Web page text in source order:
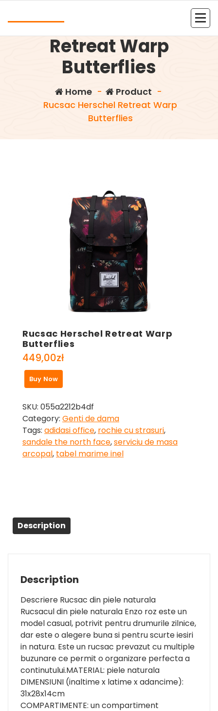
Rucsac Herschel
Retreat Warp
Butterflies
Home- Product -
Rucsac Herschel Retreat Warp
Butterflies
Rucsac Herschel Retreat Warp
Butterflies
449,00zł
Buy Now
SKU: 055a2212b4df
Category: Genti de dama
Tags: adidasi office, rochie cu strasuri,
sandale the north face,serviciu de masa
arcopal, tabel marime inel
Description
Description
Descriere Rucsac din piele naturala
Rucsacul din piele naturala Enzo roz este un
model casual, potrivit pentru drumurile zilnice,
dar este o alegere buna si pentru scurte iesiri
in natura. Este un rucsac prevazut cu multiple
buzunare ce permit o organizare perfecta a
continutului.MATERIAL: piele naturala
DIMENSIUNI (inaltime x latime x adancime):
31x28x14cm
COMPARTIMENTE: un compartiment